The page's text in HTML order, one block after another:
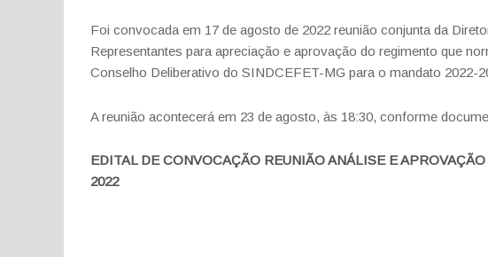
Foi convocada em 17 de agosto de 2022 reunião conjunta da
Representantes para apreciação e aprovação do regimento que
Conselho Deliberativo do SINDCEFET-MG para o mandato 2022-
A reunião acontecerá em 23 de agosto, às 18:30, conforme
EDITAL DE CONVOCAÇÃO REUNIÃO ANÁLISE E
2022